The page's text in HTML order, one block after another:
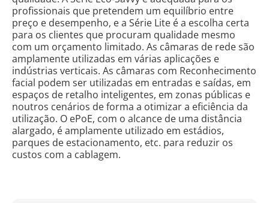
profissionais que pretendem um equilíbrio entre
preço e desempenho, e a Série Lite é a escolha certa
para os clientes que procuram qualidade mesmo
com um orçamento limitado. As câmaras de rede são
amplamente utilizadas em várias aplicações e
indústrias verticais. As câmaras com Reconhecimento
facial podem ser utilizadas em entradas e saídas, em
espaços de retalho inteligentes, em zonas públicas e
noutros cenários de forma a otimizar a eficiência da
utilização. O ePoE, com o alcance de uma distância
alargado, é amplamente utilizado em estádios,
parques de estacionamento, etc. para reduzir os
custos com a cablagem.